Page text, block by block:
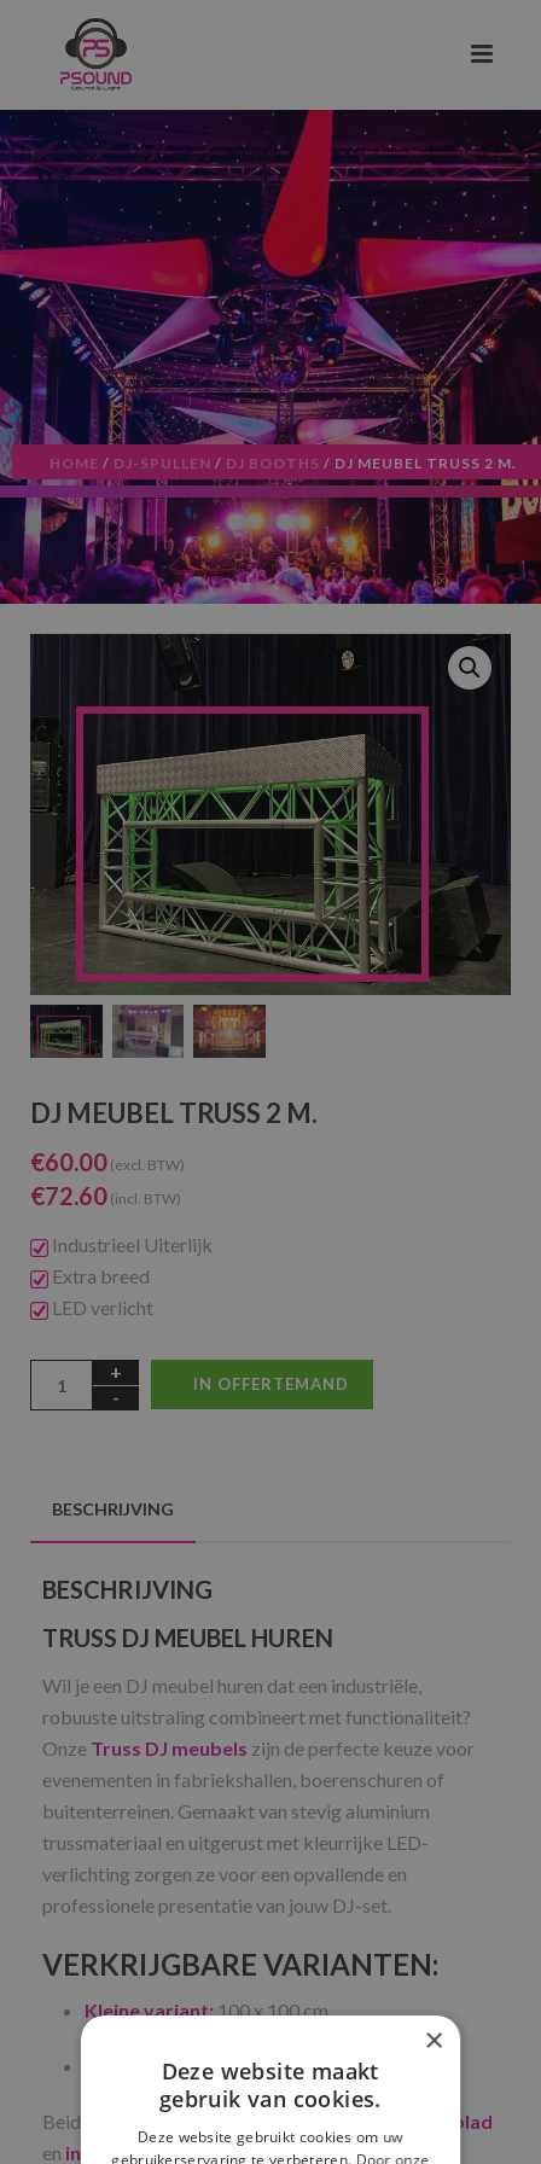
HOME / DJ-SPULLEN / DJ BOOTHS / DJ MEUBEL TRUSS 2 M.
DJ MEUBEL TRUSS 2 M.
€60.00 (excl. BTW)
€72.60 (incl. BTW)
Industrieel Uiterlijk
Extra breed
LED verlicht
IN OFFERTEMAND
BESCHRIJVING
BESCHRIJVING
TRUSS DJ MEUBEL HUREN
Wil je een DJ meubel huren dat een industriële,
robuuste uitstraling combineert met functionaliteit?
Onze Truss DJ meubels zijn de perfecte keuze voor
evenementen in fabriekshallen, boerenschuren of
buitenterreinen. Gemaakt van stevig aluminium
trussmateriaal en uitgerust met kleurrijke LED-
verlichting zorgen ze voor een opvallende en
professionele presentatie van jouw DJ-set.
VERKRIJGBARE VARIANTEN:
Kleine variant:100 x 100 cm
Grote variant:100 x 200 cm
Beide modellen zijn voorzien van een
stevig werkblad
en instelbare LED-verlichting, ideaal om sfeer te
×
Deze website maakt
gebruik van cookies.
Deze website gebruikt cookies om uw
gebruikerservaring te verbeteren. Door onze